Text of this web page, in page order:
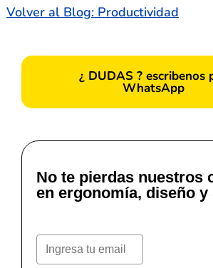
Volver al Blog: Productividad
¿ DUDAS ? escribenos
WhatsApp
No te pierdas nuestros
en ergonomía, diseño y